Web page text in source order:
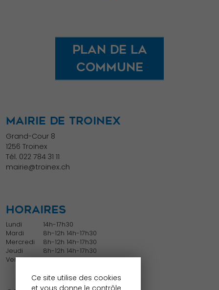
Plan de la
commune
MAIRIE DE TROINEX
Grand-Cour 8
1256 Troinex
Tél. 022 784 31 11
mairie@troinex.ch
HORAIRES
Lundi
Mardi
Mercredi
Jeudi
Vendredi
14h-17h30
8h-12h 14h-17h30
8h-12h 14h-17h30
8h-12h 14h-17h30
8h-12h
Ce site utilise des cookies
et vous donne le contrôle